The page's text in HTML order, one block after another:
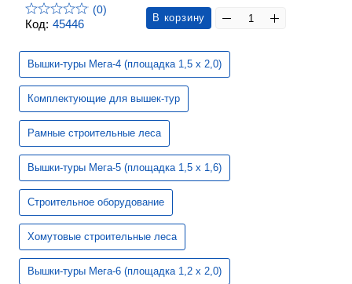
Код: 45446
(0)
В корзину
Вышки-туры Мега-4 (площадка 1,5 х 2,0)
Комплектующие для вышек-тур
Рамные строительные леса
Вышки-туры Мега-5 (площадка 1,5 х 1,6)
Строительное оборудование
Хомутовые строительные леса
Вышки-туры Мега-6 (площадка 1,2 х 2,0)